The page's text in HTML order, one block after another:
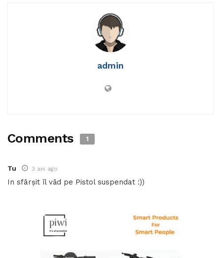
admin
Comments 1
Tu 3 ani ago
In sfârșit îl văd pe Pistol suspendat :))